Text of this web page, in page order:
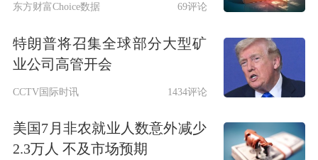
东方财富Choice数据 69评论
特朗普将召集全球部分大型矿
业公司高管开会
CCTV国际时讯 1434评论
美国7月非农就业人数意外减少
2.3万人 不及市场预期